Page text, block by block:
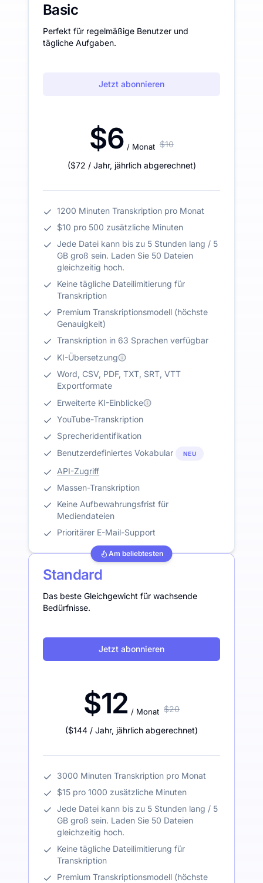
Basic
Perfekt für regelmäßige Benutzer und
tägliche Aufgaben.
Jetzt abonnieren
$6 / Monat $10
($72 / Jahr, jährlich abgerechnet)
1200 Minuten Transkription pro Monat
$10 pro 500 zusätzliche Minuten
Jede Datei kann bis zu 5 Stunden lang / 5
GB groß sein. Laden Sie 50 Dateien
gleichzeitig hoch.
Keine tägliche Dateilimitierung für
Transkription
Premium Transkriptionsmodell (höchste
Genauigkeit)
Transkription in 63 Sprachen verfügbar
KI-Übersetzung
Word, CSV, PDF, TXT, SRT, VTT
Exportformate
Erweiterte KI-Einblicke
YouTube-Transkription
Sprecheridentifikation
Benutzerdefiniertes Vokabular
NEU
API-Zugriff
Massen-Transkription
Keine Aufbewahrungsfrist für
Mediendateien
Prioritärer E-Mail-Support
Am beliebtesten
Standard
Das beste Gleichgewicht für wachsende
Bedürfnisse.
Jetzt abonnieren
$12 / Monat $20
($144 / Jahr, jährlich abgerechnet)
3000 Minuten Transkription pro Monat
$15 pro 1000 zusätzliche Minuten
Jede Datei kann bis zu 5 Stunden lang / 5
GB groß sein. Laden Sie 50 Dateien
gleichzeitig hoch.
Keine tägliche Dateilimitierung für
Transkription
Premium Transkriptionsmodell (höchste